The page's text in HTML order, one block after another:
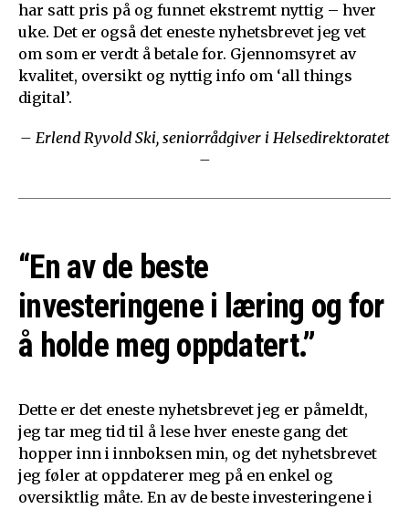
har satt pris på og funnet ekstremt nyttig – hver
uke. Det er også det eneste nyhetsbrevet jeg vet
om som er verdt å betale for. Gjennomsyret av
kvalitet, oversikt og nyttig info om ‘all things
digital’.
– Erlend Ryvold Ski, seniorrådgiver i Helsedirektoratet
–
“En av de beste
investeringene i læring og for
å holde meg oppdatert.”
Dette er det eneste nyhetsbrevet jeg er påmeldt,
jeg tar meg tid til å lese hver eneste gang det
hopper inn i innboksen min, og det nyhetsbrevet
jeg føler at oppdaterer meg på en enkel og
oversiktlig måte. En av de beste investeringene i